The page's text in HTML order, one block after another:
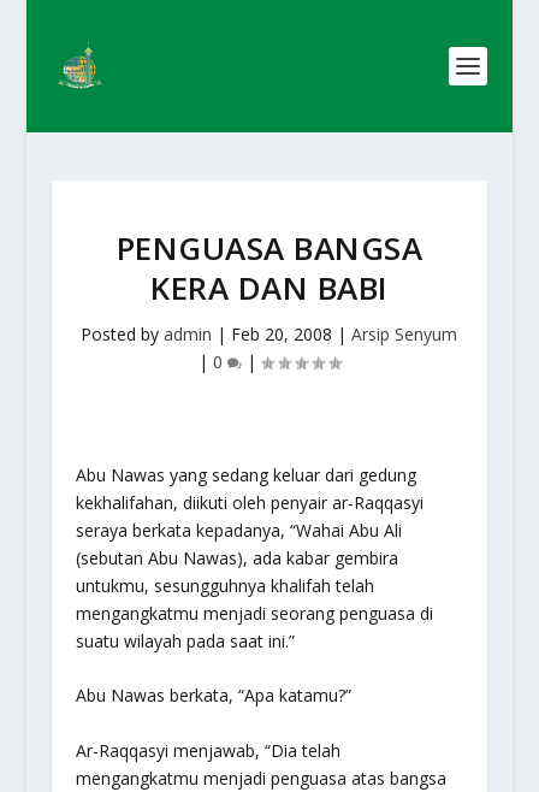
PENGUASA BANGSA
KERA DAN BABI
Posted byadmin | Feb 20, 2008 |Arsip Senyum
| 0 |
Abu Nawas yang sedang keluar dari gedung
kekhalifahan, diikuti oleh penyair ar-Raqqasyi
seraya berkata kepadanya, “Wahai Abu Ali
(sebutan Abu Nawas), ada kabar gembira
untukmu, sesungguhnya khalifah telah
mengangkatmu menjadi seorang penguasa di
suatu wilayah pada saat ini.”
Abu Nawas berkata, “Apa katamu?”
Ar-Raqqasyi menjawab, “Dia telah
mengangkatmu menjadi penguasa atas bangsa